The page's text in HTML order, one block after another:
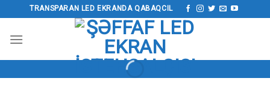
Məzmuna
keçin
TRANSPARAN LED EKRANDA QABAQCIL